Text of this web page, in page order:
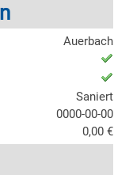
Auerbach
Saniert
0000-00-00
0,00 €